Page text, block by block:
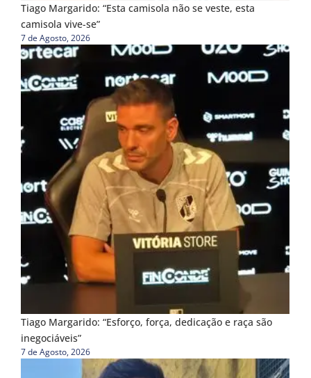
Tiago Margarido: “Esta camisola não se veste, esta
camisola vive-se”
7 de Agosto, 2026
Tiago Margarido: “Esforço, força, dedicação e raça são
inegociáveis”
7 de Agosto, 2026